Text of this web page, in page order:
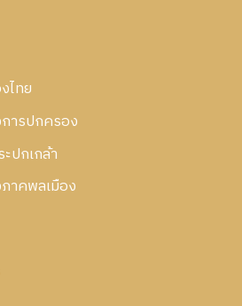
ไทย
ารปกครอง
ปกเกล้า
าคพลเมือง